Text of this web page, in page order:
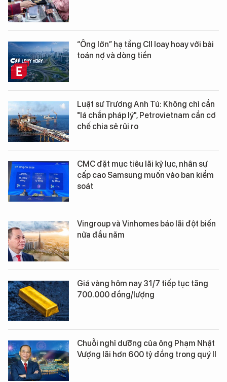
“Ông lớn” hạ tầng CII loay hoay với bài
toán nợ và dòng tiền
Luật sư Trương Anh Tú: Không chỉ cần
"lá chắn pháp lý", Petrovietnam cần cơ
chế chia sẻ rủi ro
CMC đặt mục tiêu lãi kỷ lục, nhân sự
cấp cao Samsung muốn vào ban kiểm
soát
Vingroup và Vinhomes báo lãi đột biến
nửa đầu năm
Giá vàng hôm nay 31/7 tiếp tục tăng
700.000 đồng/lượng
Chuỗi nghỉ dưỡng của ông Phạm Nhật
Vượng lãi hơn 600 tỷ đồng trong quý II